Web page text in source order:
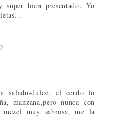
bien presentado. Yo
salado-dulce, el cerdo lo
manzana,pero nunca con
muy sabrosa, me la